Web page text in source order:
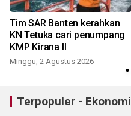
Tim SAR Banten kerahkan
KN Tetuka cari penumpang
KMP Kirana II
Minggu, 2 Agustus 2026
Terpopuler - Ekonomi